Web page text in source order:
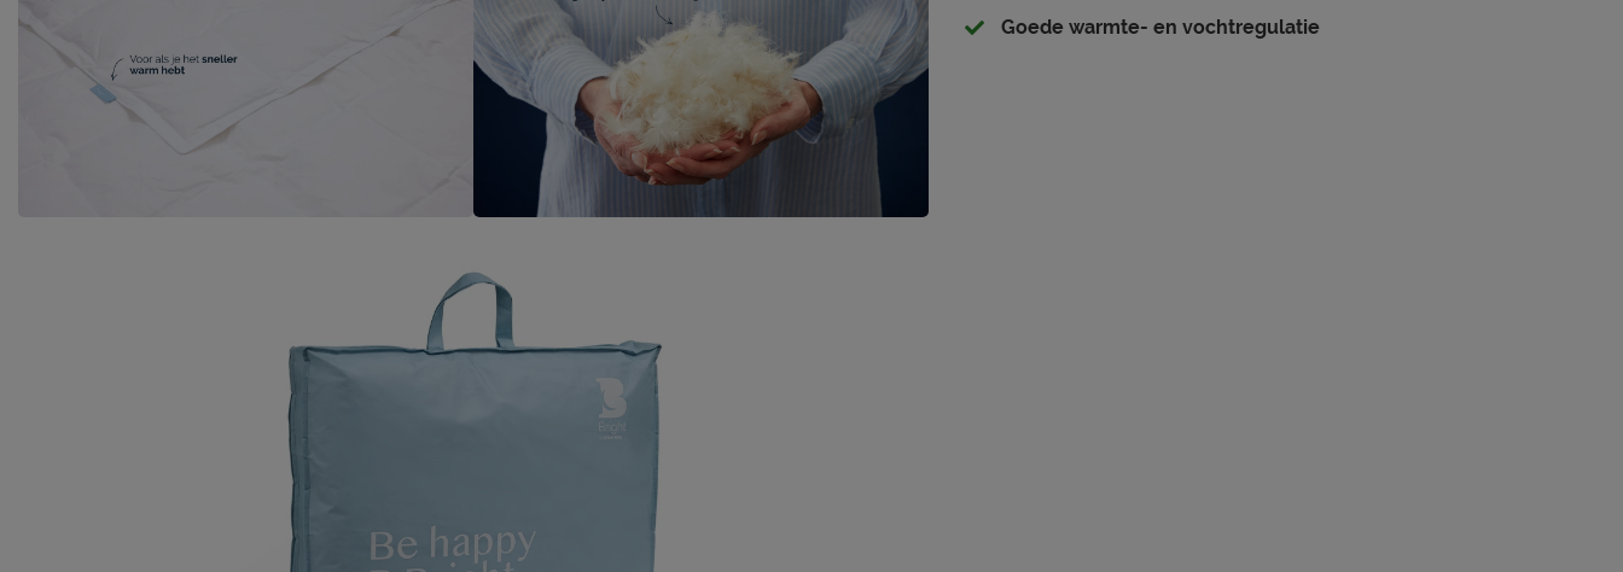
Goede warmte- en vochtregulatie